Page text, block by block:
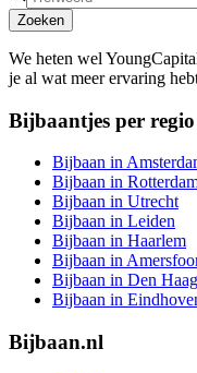
Zoeken
We heten wel
je al wat meer ervaring
Bijbaantjes per regio
Bijbaan in
Bijbaan in
Bijbaan in Utrecht
Bijbaan in Leiden
Bijbaan in Haarlem
Bijbaan in
Bijbaan in Den Haag
Bijbaan in
Bijbaan.nl